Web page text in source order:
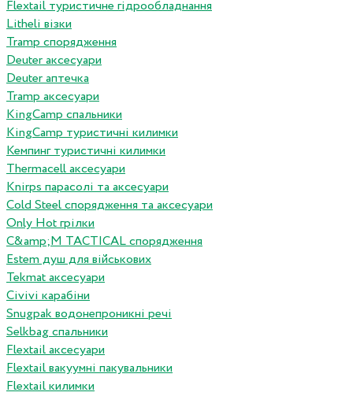
Flextail туристичне гідрообладнання
Litheli візки
Tramp спорядження
Deuter аксесуари
Deuter аптечка
Tramp аксесуари
KingCamp спальники
KingCamp туристичні килимки
Кемпинг туристичні килимки
Thermacell аксесуари
Knirps парасолі та аксесуари
Cold Steel спорядження та аксесуари
Only Hot грілки
C&amp;M TACTICAL спорядження
Estem душ для військових
Tekmat аксесуари
Сivivi карабіни
Snugpak водонепроникні речі
Selkbag спальники
Flextail аксесуари
Flextail вакуумні пакувальники
Flextail килимки